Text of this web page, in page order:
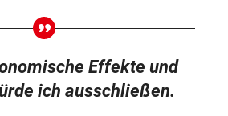
Effekte und
ich ausschließen.